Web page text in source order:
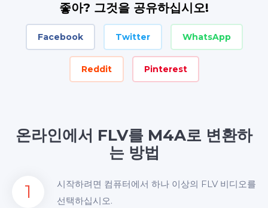
좋아? 그것을 공유하십시오!
Facebook Twitter WhatsApp
Reddit Pinterest
온라인에서 FLV를 M4A로 변환하
는 방법
1
시작하려면 컴퓨터에서 하나 이상의 FLV 비디오를
선택하십시오.